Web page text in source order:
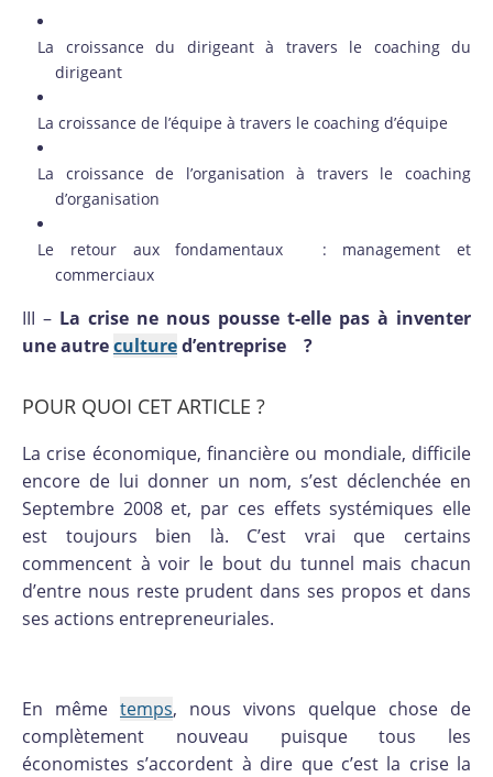
La croissance du dirigeant à travers le coaching du
dirigeant
La croissance de l’équipe à travers le coaching d’équipe
La croissance de l’organisation à travers le coaching
d’organisation
Le retour aux fondamentaux : management et
commerciaux
III – La crise ne nous pousse t-elle pas à inventer
une autrecultured’entreprise ?
POUR QUOI CET ARTICLE ?
La crise économique, financière ou mondiale, difficile
encore de lui donner un nom, s’est déclenchée en
Septembre 2008 et, par ces effets systémiques elle
est toujours bien là. C’est vrai que certains
commencent à voir le bout du tunnel mais chacun
d’entre nous reste prudent dans ses propos et dans
ses actions entrepreneuriales.
En même temps, nous vivons quelque chose de
complètement nouveau puisque tous les
économistes s’accordent à dire que c’est la crise la